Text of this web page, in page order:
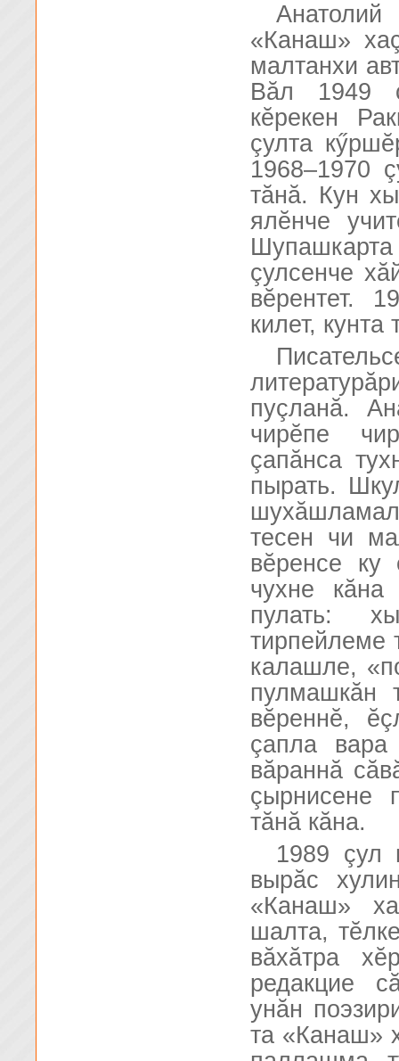
«Канаш»
малтанхи
Вăл 1949
кĕрекен
çулта
1968–1970
тăнă. Кун
ялĕнче
Шупашкарта
çулсенче
вĕрентет.
килет, кунта
пуçланă.
чирĕпе
çапăнса
пырать.
тесен чи
вĕренсе
чухне
пулать:
тирпейлеме
калашле,
пулмашкăн
вĕреннĕ,
çапла
вăраннă
çырнисене
тăнă кăна.
1989 çул
вырăс
«Канаш»
шалта,
вăхăтра
редакцие
унăн
та «Канаш»